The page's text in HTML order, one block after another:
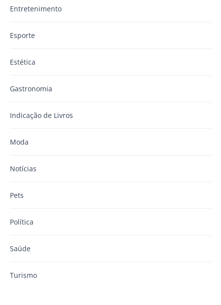
Entretenimento
Esporte
Estética
Gastronomia
Indicação de Livros
Moda
Notícias
Pets
Política
Saúde
Turismo